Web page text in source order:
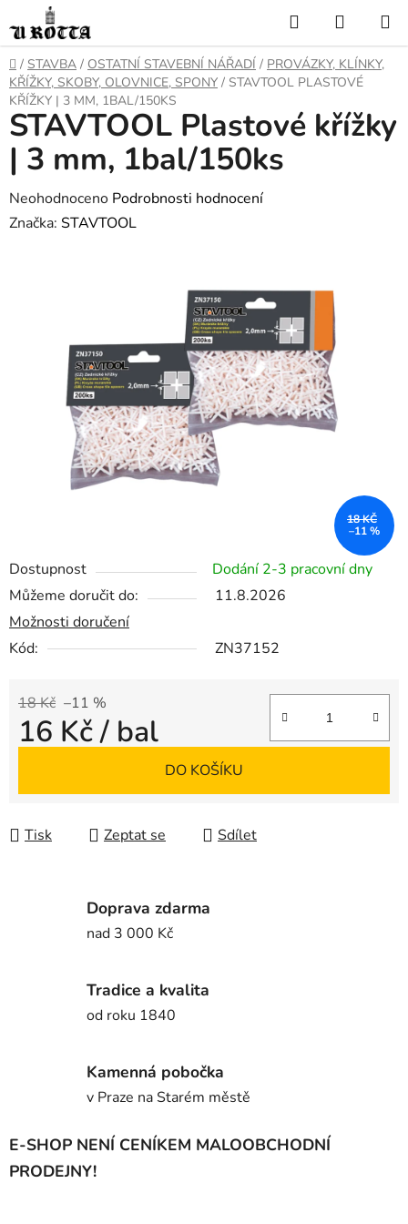
na
obsah
Hledat
KOŠÍK
DOMŮ
/ STAVBA / OSTATNÍ STAVEBNÍ NÁŘADÍ / PROVÁZKY, KLÍNKY,
KŘÍŽKY, SKOBY, OLOVNICE, SPONY / STAVTOOL PLASTOVÉ
KŘÍŽKY | 3 MM, 1BAL/150KS
Dostupnost
Dodání 2-3 pracovní dny
Můžeme doručit do:
11.8.2026
Možnosti doručení
Kód:
ZN37152
18 Kč –11 %
16 Kč/ bal
DO KOŠÍKU
Tisk Zeptat se Sdílet
STAVTOOL Plastové křížky
| 3 mm, 1bal/150ks
Průměrné
hodnocení
hvězdiček.
Neohodnoceno Podrobnosti hodnocení
Značka: STAVTOOL
18 KČ
–11 %
Doprava zdarma
nad 3 000 Kč
Tradice a kvalita
od roku 1840
Kamenná pobočka
v Praze na Starém městě
E-SHOP NENÍ CENÍKEM MALOOBCHODNÍ
PRODEJNY!